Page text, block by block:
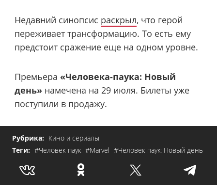
Недавний синопсис раскрыл, что герой
переживает трансформацию. То есть ему
предстоит сражение еще на одном уровне.
Премьера «Человека-паука: Новый
день» намечена на 29 июля. Билеты уже
поступили в продажу.
Рубрика: Кино и сериалы
Теги: #Человек-паук #Marvel #Человек-паук: Новый день